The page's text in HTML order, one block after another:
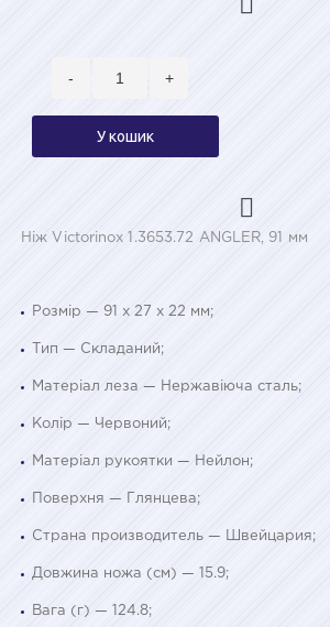
- +
У кошик
Ніж Victorinox 1.3653.72 ANGLER, 91 мм
Розмір — 91 х 27 х 22 мм;
Тип — Складаний;
Матеріал леза — Нержавіюча сталь;
Колір — Червоний;
Матеріал рукоятки — Нейлон;
Поверхня — Глянцева;
Страна производитель — Швейцария;
Довжина ножа (см) — 15.9;
Вага (г) — 124.8;